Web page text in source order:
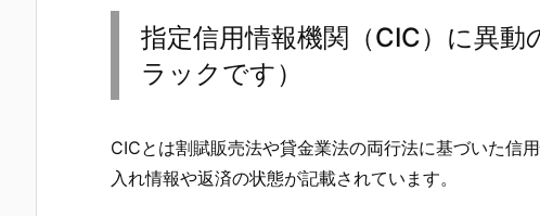
指定信用情報機関（CIC）に異
ラックです）
CICとは割賦販売法や貸金業法の両行法に基づいた信
入れ情報や返済の状態が記載されています。